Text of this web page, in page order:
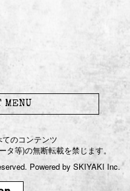
MENU
のコンテンツ
等)の無断転載を禁じます。
Powered by SKIYAKI Inc.